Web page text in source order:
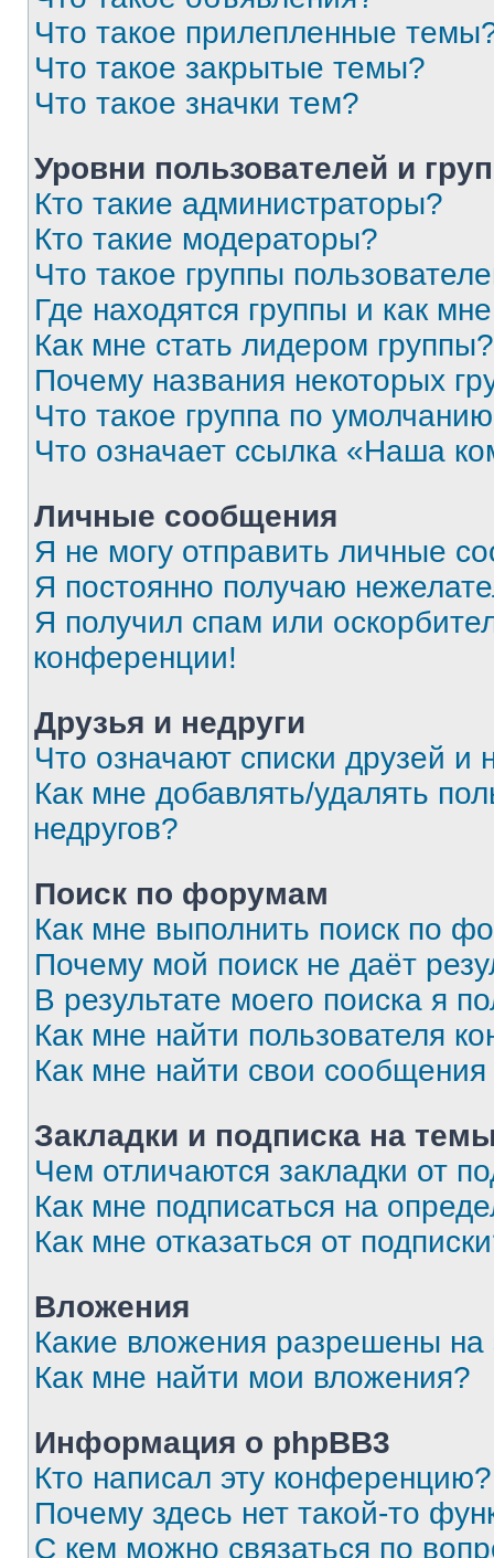
Что такое прилепленные
Что такое закрытые темы?
Что такое значки тем?
Уровни пользователей и
Кто такие администраторы?
Кто такие модераторы?
Что такое группы
Где находятся группы и как
Как мне стать лидером группы?
Почему названия некоторых
Что такое группа по
Что означает ссылка «Наша
Личные сообщения
Я не могу отправить личные
Я постоянно получаю
Я получил спам или
конференции!
Друзья и недруги
Что означают списки друзей и
Как мне добавлять/удалять
недругов?
Поиск по форумам
Как мне выполнить поиск по
Почему мой поиск не даёт
В результате моего поиска я
Как мне найти пользователя
Как мне найти свои
Закладки и подписка на
Чем отличаются закладки от
Как мне подписаться на
Как мне отказаться от
Вложения
Какие вложения разрешены
Как мне найти мои вложения?
Информация о phpBB3
Кто написал эту конференцию?
Почему здесь нет такой-то
С кем можно связаться по